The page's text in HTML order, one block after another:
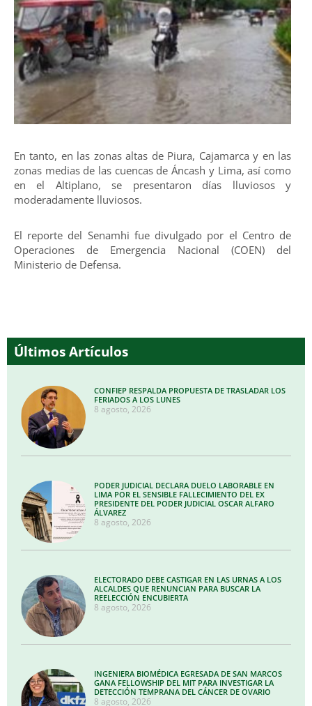
En tanto, en las zonas altas de Piura, Cajamarca y en las
zonas medias de las cuencas de Áncash y Lima, así como
en el Altiplano, se presentaron días lluviosos y
moderadamente lluviosos.
El reporte del Senamhi fue divulgado por el Centro de
Operaciones de Emergencia Nacional (COEN) del
Ministerio de Defensa.
Últimos Artículos
CONFIEP RESPALDA PROPUESTA DE TRASLADAR LOS
FERIADOS A LOS LUNES
8 agosto, 2026
PODER JUDICIAL DECLARA DUELO LABORABLE EN
LIMA POR EL SENSIBLE FALLECIMIENTO DEL EX
PRESIDENTE DEL PODER JUDICIAL OSCAR ALFARO
ÁLVAREZ
8 agosto, 2026
ELECTORADO DEBE CASTIGAR EN LAS URNAS A LOS
ALCALDES QUE RENUNCIAN PARA BUSCAR LA
REELECCIÓN ENCUBIERTA
8 agosto, 2026
INGENIERA BIOMÉDICA EGRESADA DE SAN MARCOS
GANA FELLOWSHIP DEL MIT PARA INVESTIGAR LA
DETECCIÓN TEMPRANA DEL CÁNCER DE OVARIO
8 agosto, 2026